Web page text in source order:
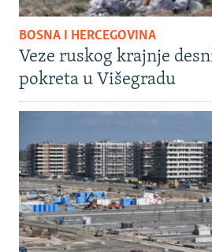
BOSNA I HERCEGOVINA
Veze ruskog krajnje
pokreta u Višegradu